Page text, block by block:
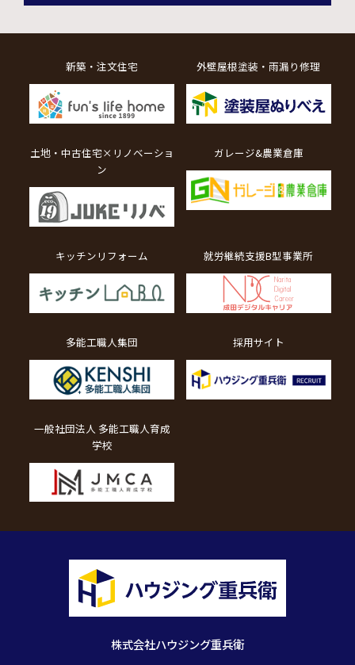
株式会社ハウジング重兵衛
新築・注文住宅 外壁屋根塗装・雨漏り修理
土地・中古住宅×リノベーショ
ン
ガレージ&農業倉庫
キッチンリフォーム 就労継続支援B型事業所
多能工職人集団 採用サイト
一般社団法人 多能工職人育成
学校